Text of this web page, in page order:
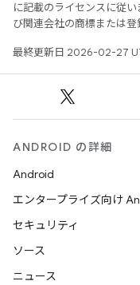
に記載のライセンスに従
び関連会社の商標または登
最終更新日 2026-02-27
ANDROID の詳細
Android
エンタープライズ向け
セキュリティ
ソース
ニュース